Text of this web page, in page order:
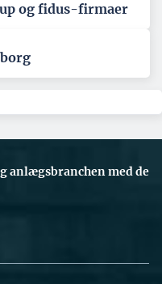
og fidus-firmaer
anlægsbranchen med de